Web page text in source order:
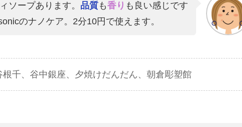
ソープあります。 品質も香り も良い感じです
のナノケア。2分10円で使えます。
千、谷中銀座、夕焼けだんだん、朝倉彫塑館